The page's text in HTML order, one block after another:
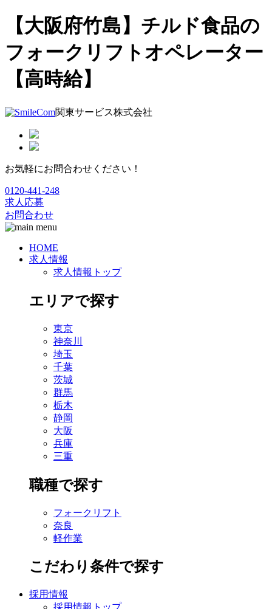
【大阪府竹島】チルド食品の
フォークリフトオペレーター
【高時給】
関東サービス株式会社
お気軽にお問合わせください！
0120-441-248
求人応募
お問合わせ
HOME
求人情報
求人情報トップ
エリアで探す
東京
神奈川
埼玉
千葉
茨城
群馬
栃木
静岡
大阪
兵庫
三重
職種で探す
フォークリフト
奈良
軽作業
こだわり条件で探す
採用情報